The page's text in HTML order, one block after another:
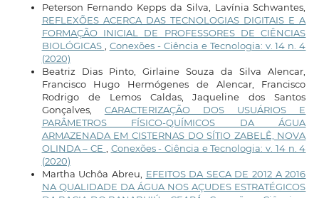
Peterson Fernando Kepps da Silva, Lavínia Schwantes,
REFLEXÕES ACERCA DAS TECNOLOGIAS DIGITAIS E A
FORMAÇÃO INICIAL DE PROFESSORES DE CIÊNCIAS
BIOLÓGICAS
Conexões - Ciência e Tecnologia: v. 14 n. 4
(2020)
Beatriz Dias Pinto, Girlaine Souza da Silva Alencar,
Francisco Hugo Hermógenes de Alencar, Francisco
Rodrigo de Lemos Caldas, Jaqueline dos Santos
Gonçalves, CARACTERIZAÇÃO DOS USUÁRIOS E
PARÂMETROS FÍSICO-QUÍMICOS DA ÁGUA
ARMAZENADA EM CISTERNAS DO SÍTIO ZABELÊ, NOVA
OLINDA – CE
Conexões - Ciência e Tecnologia: v. 14 n. 4
(2020)
Martha Uchôa Abreu, EFEITOS DA SECA DE 2012 A 2016
NA QUALIDADE DA ÁGUA NOS AÇUDES ESTRATÉGICOS